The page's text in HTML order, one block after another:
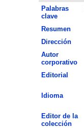
Palabras
clave
Resumen
Dirección
Autor
corporativo
Editorial
Idioma
Editor de la
colección